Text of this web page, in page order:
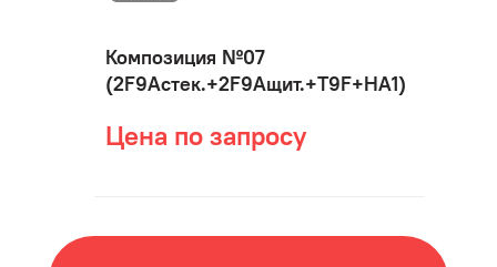
Композиция №07
(2F9Aстек.+2F9Aщит.+T9F+HA1)
Цена по запросу